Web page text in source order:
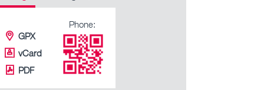
GPX
vCard
PDF
Phone: